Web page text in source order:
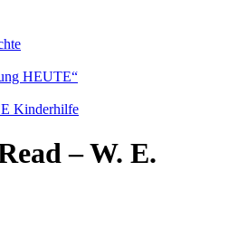
HEUTE“
Kinderhilfe
– W. E.